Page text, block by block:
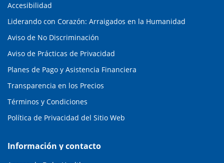
Accesibilidad
Liderando con Corazón: Arraigados en la Humanidad
Aviso de No Discriminación
Aviso de Prácticas de Privacidad
Planes de Pago y Asistencia Financiera
Transparencia en los Precios
Términos y Condiciones
Política de Privacidad del Sitio Web
Información y contacto